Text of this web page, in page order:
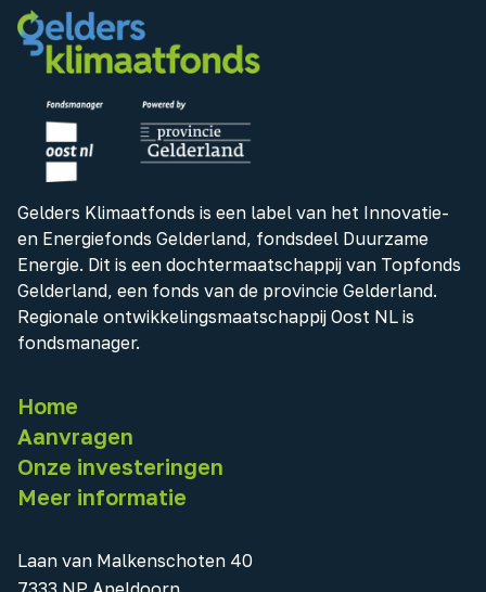
Gelders Klimaatfonds is een label van het Innovatie-
en Energiefonds Gelderland, fondsdeel Duurzame
Energie. Dit is een dochtermaatschappij van Topfonds
Gelderland, een fonds van de provincie Gelderland.
Regionale ontwikkelingsmaatschappij Oost NL is
fondsmanager.
Home
Aanvragen
Onze investeringen
Meer informatie
Laan van Malkenschoten 40